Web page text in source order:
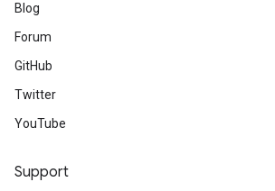
Blog
Forum
GitHub
Twitter
YouTube
Support